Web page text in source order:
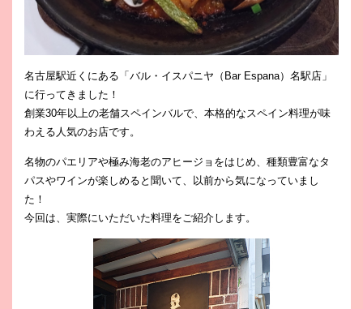
名古屋駅近くにある「バル・イスパニヤ（Bar Espana）名駅店」
に行ってきました！
創業30年以上の老舗スペインバルで、本格的なスペイン料理が味
わえる人気のお店です。
名物のパエリアや極み海老のアヒージョをはじめ、種類豊富なタ
パスやワインが楽しめると聞いて、以前から気になっていまし
た！
今回は、実際にいただいた料理をご紹介します。